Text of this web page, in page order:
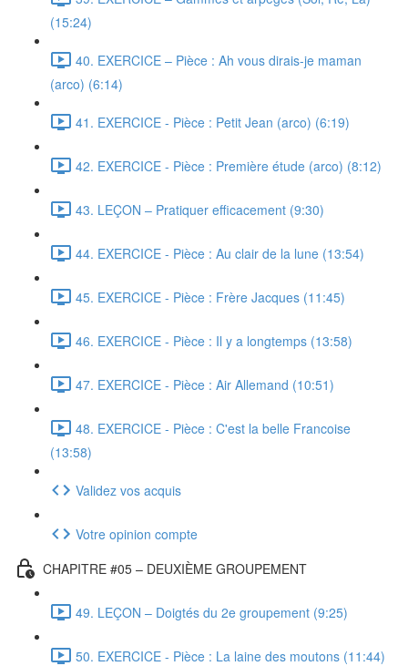
(15:24)
40. EXERCICE – Pièce : Ah vous dirais-je maman
(arco) (6:14)
41. EXERCICE - Pièce : Petit Jean (arco) (6:19)
42. EXERCICE - Pièce : Première étude (arco) (8:12)
43. LEÇON – Pratiquer efficacement (9:30)
44. EXERCICE - Pièce : Au clair de la lune (13:54)
45. EXERCICE - Pièce : Frère Jacques (11:45)
46. EXERCICE - Pièce : Il y a longtemps (13:58)
47. EXERCICE - Pièce : Air Allemand (10:51)
48. EXERCICE - Pièce : C'est la belle Francoise
(13:58)
Validez vos acquis
Votre opinion compte
CHAPITRE #05 – DEUXIÈME GROUPEMENT
49. LEÇON – Doigtés du 2e groupement (9:25)
50. EXERCICE - Pièce : La laine des moutons (11:44)